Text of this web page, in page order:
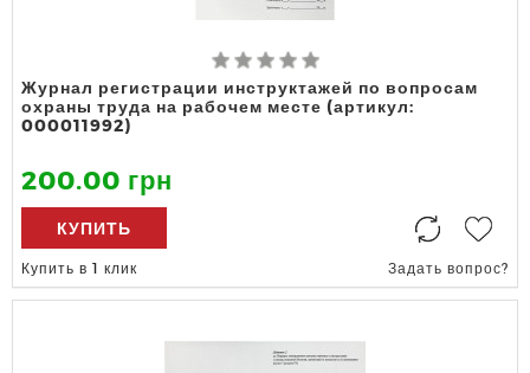
Журнал регистрации инструктажей по вопросам
охраны труда на рабочем месте (артикул:
000011992)
200.00 грн
КУПИТЬ
Купить в 1 клик Задать вопрос?